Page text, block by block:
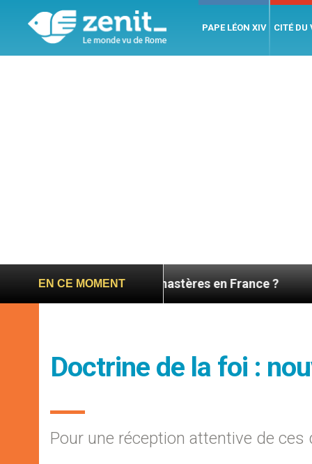
PAPE LÉON XIV CITÉ DU
EN CE MOMENT
des monastères en France ? Visite
Doctrine de la foi :
Pour une réception attentive de ces